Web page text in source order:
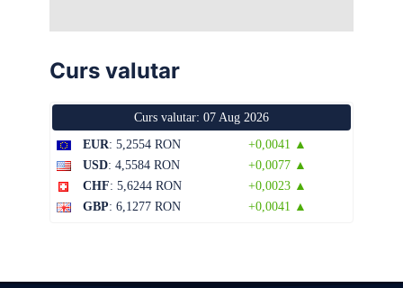
Curs valutar
Curs valutar: 07 Aug 2026
EUR: 5,2554 RON
+0,0041 ▲
USD: 4,5584 RON
+0,0077 ▲
CHF: 5,6244 RON
+0,0023 ▲
GBP: 6,1277 RON +0,0041 ▲